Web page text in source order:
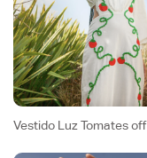
Vestido Luz Tomates off